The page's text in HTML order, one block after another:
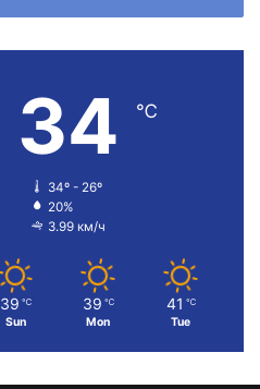
34 ℃
34º - 26º
20%
3.99 км/ч
39 ℃
Sun
39 ℃
Mon
41 ℃
Tue